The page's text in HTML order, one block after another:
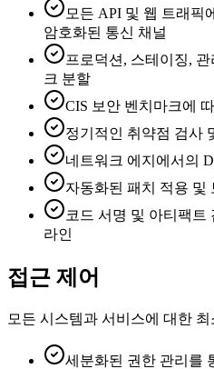
모든 API 및 웹 트래픽
암호화된 통신 채널
프로덕션, 스테이징,
크 분할
CIS 보안 벤치마크에
정기적인 취약점 검사
네트워크 에지에서의
자동화된 패치 적용 및
코드 서명 및 아티팩트
라인
접근 제어
모든 시스템과 서비스에 대한
세분화된 권한 관리를